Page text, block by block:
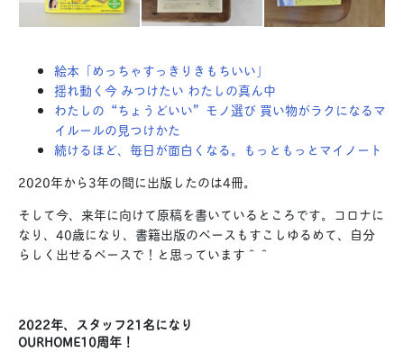
絵本「めっちゃすっきりきもちいい」
揺れ動く今 みつけたい わたしの真ん中
わたしの“ちょうどいい”モノ選び 買い物がラクになるマ
イルールの見つけかた
続けるほど、毎日が面白くなる。もっともっとマイノート
2020年から3年の間に出版したのは4冊。
そして今、来年に向けて原稿を書いているところです。コロナに
なり、40歳になり、書籍出版のペースもすこしゆるめて、自分
らしく出せるペースで！と思っています＾＾
2022年、スタッフ21名になり
OURHOME10周年！